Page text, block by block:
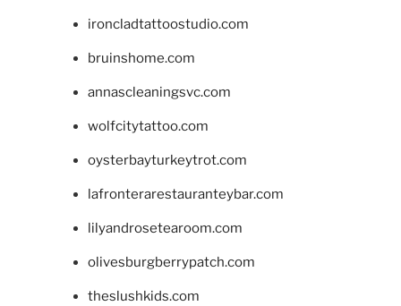
ironcladtattoostudio.com
bruinshome.com
annascleaningsvc.com
wolfcitytattoo.com
oysterbayturkeytrot.com
lafronterarestauranteybar.com
lilyandrosetearoom.com
olivesburgberrypatch.com
theslushkids.com